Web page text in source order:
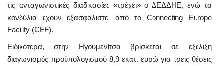
τις ανταγωνιστικές διαδικασίες «τρέχει» ο ΔΕΔΔΗΕ, ενώ τα
κονδύλια έχουν εξασφαλιστεί από το Connecting Europe
Facility (CEF).
Ειδικότερα, στην Ηγουμενίτσα βρίσκεται σε εξέλιξη
διαγωνισμός προϋπολογισμού 8,9 εκατ. ευρώ για τρεις θέσεις